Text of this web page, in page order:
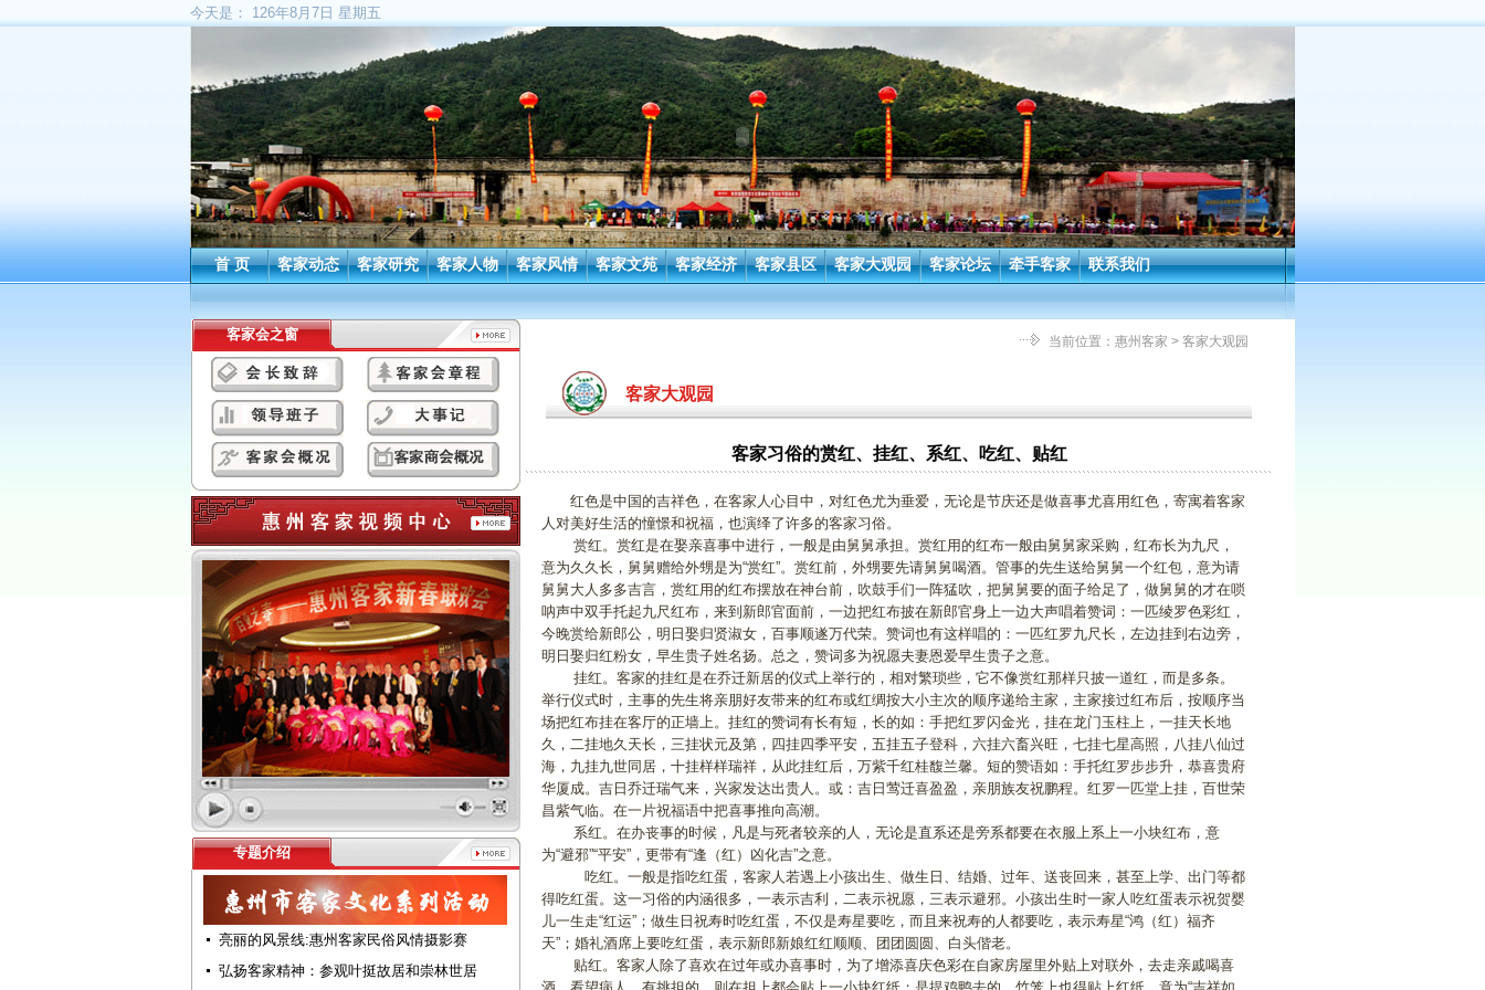
今天是： 126年8月7日 星期五
首 页 客家动态 客家研究 客家人物 客家风情 客家文苑 客家经济 客家县区 客家大观园 客家论坛 牵手客家 联系我们
客家会之窗
专题介绍
亮丽的风景线:惠州客家民俗风情摄影赛
弘扬客家精神：参观叶挺故居和崇林世居
当前位置：惠州客家 > 客家大观园
客家大观园
客家习俗的赏红、挂红、系红、吃红、贴红
红色是中国的吉祥色，在客家人心目中，对红色尤为垂爱，无论是节庆还是做喜事尤喜用红色，寄寓着客家
人对美好生活的憧憬和祝福，也演绎了许多的客家习俗。
赏红。赏红是在娶亲喜事中进行，一般是由舅舅承担。赏红用的红布一般由舅舅家采购，红布长为九尺，
意为久久长，舅舅赠给外甥是为“赏红”。赏红前，外甥要先请舅舅喝酒。管事的先生送给舅舅一个红包，意为请
舅舅大人多多吉言，赏红用的红布摆放在神台前，吹鼓手们一阵猛吹，把舅舅要的面子给足了，做舅舅的才在唢
呐声中双手托起九尺红布，来到新郎官面前，一边把红布披在新郎官身上一边大声唱着赞词：一匹绫罗色彩红，
今晚赏给新郎公，明日娶归贤淑女，百事顺遂万代荣。赞词也有这样唱的：一匹红罗九尺长，左边挂到右边旁，
明日娶归红粉女，早生贵子姓名扬。总之，赞词多为祝愿夫妻恩爱早生贵子之意。
挂红。客家的挂红是在乔迁新居的仪式上举行的，相对繁琐些，它不像赏红那样只披一道红，而是多条。
举行仪式时，主事的先生将亲朋好友带来的红布或红绸按大小主次的顺序递给主家，主家接过红布后，按顺序当
场把红布挂在客厅的正墙上。挂红的赞词有长有短，长的如：手把红罗闪金光，挂在龙门玉柱上，一挂天长地
久，二挂地久天长，三挂状元及第，四挂四季平安，五挂五子登科，六挂六畜兴旺，七挂七星高照，八挂八仙过
海，九挂九世同居，十挂样样瑞祥，从此挂红后，万紫千红桂馥兰馨。短的赞语如：手托红罗步步升，恭喜贵府
华厦成。吉日乔迁瑞气来，兴家发达出贵人。或：吉日莺迁喜盈盈，亲朋族友祝鹏程。红罗一匹堂上挂，百世荣
昌紫气临。在一片祝福语中把喜事推向高潮。
系红。在办丧事的时候，凡是与死者较亲的人，无论是直系还是旁系都要在衣服上系上一小块红布，意
为“避邪”“平安”，更带有“逢（红）凶化吉”之意。
吃红。一般是指吃红蛋，客家人若遇上小孩出生、做生日、结婚、过年、送丧回来，甚至上学、出门等都
得吃红蛋。这一习俗的内涵很多，一表示吉利，二表示祝愿，三表示避邪。小孩出生时一家人吃红蛋表示祝贺婴
儿一生走“红运”；做生日祝寿时吃红蛋，不仅是寿星要吃，而且来祝寿的人都要吃，表示寿星“鸿（红）福齐
天”；婚礼酒席上要吃红蛋，表示新郎新娘红红顺顺、团团圆圆、白头偕老。
贴红。客家人除了喜欢在过年或办喜事时，为了增添喜庆色彩在自家房屋里外贴上对联外，去走亲戚喝喜